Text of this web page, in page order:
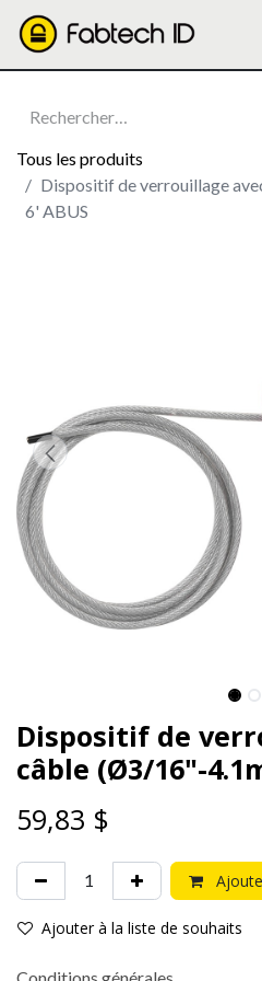
Tous les produits
Dispositif de verrouillage
6' ABUS
Dispositif de
câble (Ø3/16"-
59,83 $
Ajouter à la liste de souhaits
Conditions générales